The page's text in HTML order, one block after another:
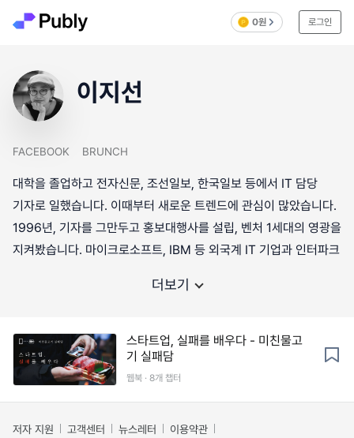
0원 로그인
이지선
FACEBOOK BRUNCH
대학을 졸업하고 전자신문, 조선일보, 한국일보 등에서 IT 담당
기자로 일했습니다. 이때부터 새로운 트렌드에 관심이 많았습니다.
1996년, 기자를 그만두고 홍보대행사를 설립, 벤처 1세대의 영광을
지켜봤습니다. 마이크로소프트, IBM 등 외국계 IT 기업과 인터파크
더보기
스타트업, 실패를 배우다 - 미친물고
기 실패담
웹북 · 8개 챕터
저자 지원 고객센터 뉴스레터
이용약관